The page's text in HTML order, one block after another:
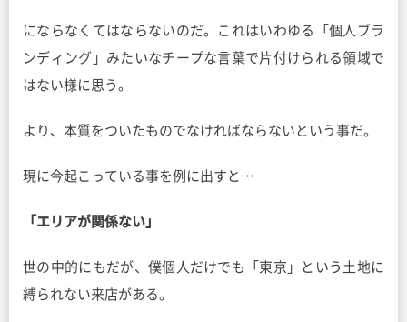
にならなくてはならないのだ。これはいわゆる「個人ブラ
ンディング」みたいなチープな言葉で片付けられる領域で
はない様に思う。
より、本質をついたものでなければならないという事だ。
現に今起こっている事を例に出すと…
「エリアが関係ない」
世の中的にもだが、僕個人だけでも「東京」という土地に
縛られない来店がある。